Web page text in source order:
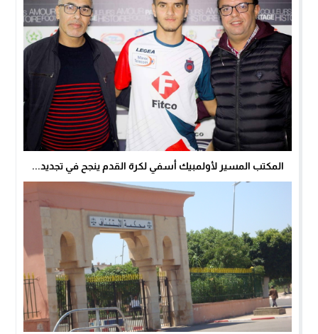
المكتب المسير لأولمبيك أسفي لكرة القدم ينجح في تجديد...